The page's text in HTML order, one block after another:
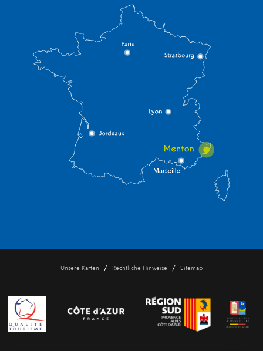
Unsere Karten / Rechtliche Hinweise / Sitemap